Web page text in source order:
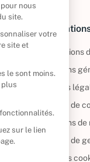
Informations
Conditions
Mentions
Politique de
Conditions
Politique de
Gérer vos